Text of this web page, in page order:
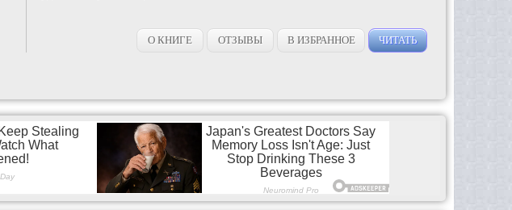
О КНИГЕ ОТЗЫВЫ В ИЗБРАННОЕ ЧИТАТЬ